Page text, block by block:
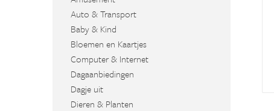
Auto & Transport
Baby & Kind
Bloemen en Kaartjes
Computer & Internet
Dagaanbiedingen
Dagje uit
Dieren & Planten